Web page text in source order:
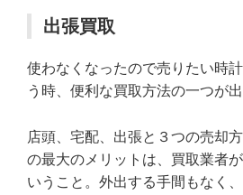
出張買取
使わなくなったので売りたい時
う時、便利な買取方法の一つが出
店頭、宅配、出張と３つの売却
の最大のメリットは、買取業者
いうこと。外出する手間もなく